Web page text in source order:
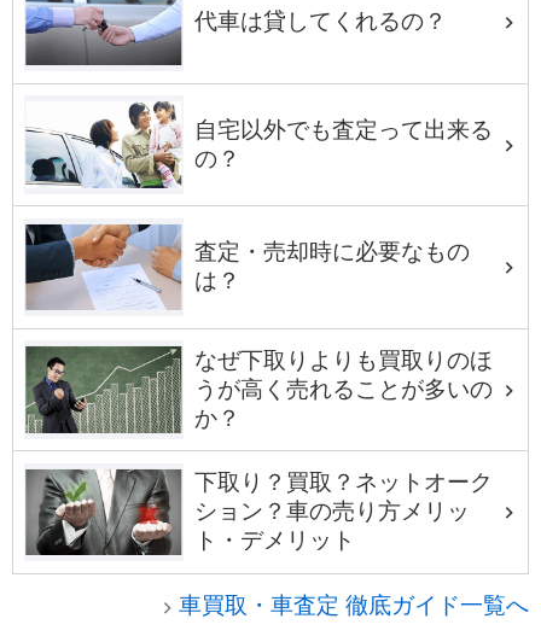
代車は貸してくれるの？
自宅以外でも査定って出来る
の？
査定・売却時に必要なもの
は？
なぜ下取りよりも買取りのほ
うが高く売れることが多いの
か？
下取り？買取？ネットオーク
ション？車の売り方メリッ
ト・デメリット
車買取・車査定 徹底ガイド一覧へ